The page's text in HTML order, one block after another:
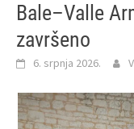
Bale–Valle
završeno
6. srpnja 2026.